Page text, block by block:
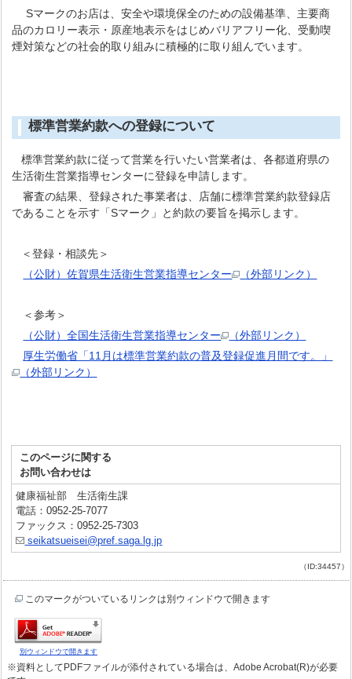
Sマークのお店は、安全や環境保全のための設備基準、主要商
品のカロリー表示・原産地表示をはじめバリアフリー化、受動喫
煙対策などの社会的取り組みに積極的に取り組んでいます。
標準営業約款への登録について
標準営業約款に従って営業を行いたい営業者は、各都道府県の
生活衛生営業指導センターに登録を申請します。
審査の結果、登録された事業者は、店舗に標準営業約款登録店
であることを示す「Sマーク」と約款の要旨を掲示します。
＜登録・相談先＞
（公財）佐賀県生活衛生営業指導センター
（外部リンク）
＜参考＞
（公財）全国生活衛生営業指導センター
（外部リンク）
厚生労働省「11月は標準営業約款の普及登録促進月間です。」
（外部リンク）
このページに関する
お問い合わせは
健康福祉部 生活衛生課
電話：0952-25-7077
ファックス：0952-25-7303
seikatsueisei@pref.saga.lg.jp
（ID:34457）
このマークがついているリンクは別ウィンドウで開きます
別ウィンドウで開きます
※資料としてPDFファイルが添付されている場合は、Adobe Acrobat(R)が必要